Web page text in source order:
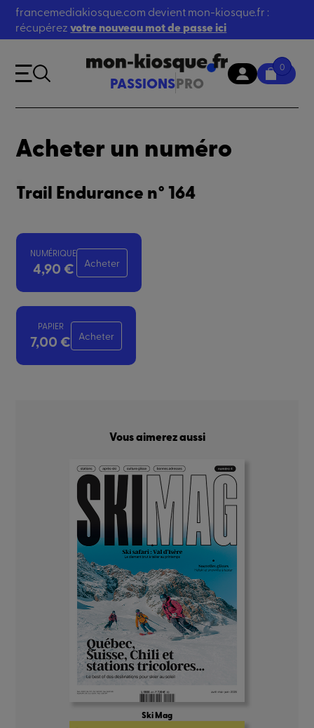
francemediakiosque.com devient mon-kiosque.fr :
récupérezvotre nouveau mot de passe ici
PASSIONSPRO
0
Acheter un numéro
Trail Endurance n° 164
NUMÉRIQUE
4,90 € Acheter
PAPIER
7,00 € Acheter
Vous aimerez aussi
Ski Mag